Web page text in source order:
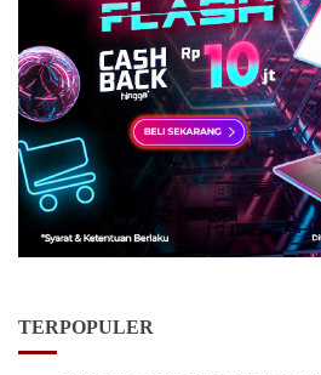
TERPOPULER